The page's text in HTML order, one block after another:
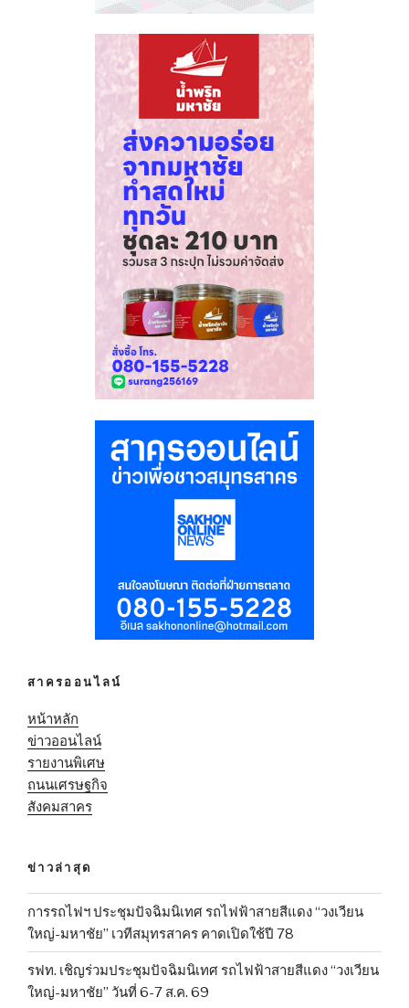
สาครออนไลน์
หน้าหลัก
ข่าวออนไลน์
รายงานพิเศษ
ถนนเศรษฐกิจ
สังคมสาคร
ข่าวล่าสุด
การรถไฟฯ ประชุมปัจฉิมนิเทศ รถไฟฟ้าสายสีแดง “วงเวียน
ใหญ่-มหาชัย” เวทีสมุทรสาคร คาดเปิดใช้ปี 78
รฟท. เชิญร่วมประชุมปัจฉิมนิเทศ รถไฟฟ้าสายสีแดง “วงเวียน
ใหญ่-มหาชัย” วันที่ 6-7 ส.ค. 69